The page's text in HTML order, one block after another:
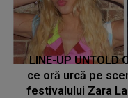
LINE-UP UNTOLD
ce oră urcă pe
festivalului Zara